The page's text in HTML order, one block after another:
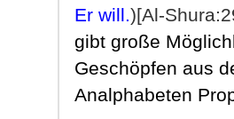
Er will.)[Al-
gibt große
Geschöpfen aus
Analphabeten